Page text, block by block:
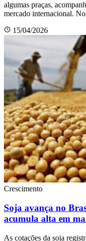
algumas praças,
mercado internacional.
15/04/2026
Crescimento
Soja avança no
acumula alta em
As cotações da soja